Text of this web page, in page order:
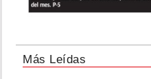
Más Leídas